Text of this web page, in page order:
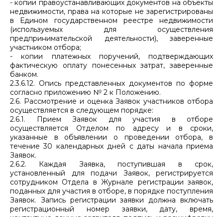
- копии правоустанавливающих документов на объекты
недвижимости, права на которые не зарегистрированы
в Едином государственном реестре недвижимости
(используемых для осуществления
предпринимательской деятельности), заверенные
участником отбора;
- копии платежных поручений, подтверждающих
фактическую оплату понесенных затрат, заверенные
банком.
2.3.6.12. Опись представленных документов по форме
согласно приложению № 2 к Положению.
2.6. Рассмотрение и оценка Заявок участников отбора
осуществляется в следующем порядке:
2.6.1. Прием Заявок для участия в отборе
осуществляется Отделом по адресу и в сроки,
указанные в объявлении о проведении отбора, в
течение 30 календарных дней с даты начала приема
Заявок.
2.6.2. Каждая Заявка, поступившая в срок,
установленный для подачи Заявок, регистрируется
сотрудником Отдела в Журнале регистрации заявок,
поданных для участия в отборе, в порядке поступления
Заявок. Запись регистрации заявки должна включать
регистрационный номер заявки, дату, время,